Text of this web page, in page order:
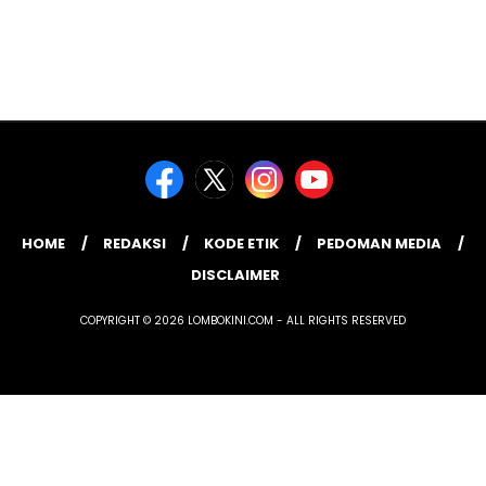
HOME REDAKSI KODE ETIK
PEDOMAN MEDIA
DISCLAIMER
COPYRIGHT © 2026 LOMBOKINI.COM - ALL RIGHTS RESERVED